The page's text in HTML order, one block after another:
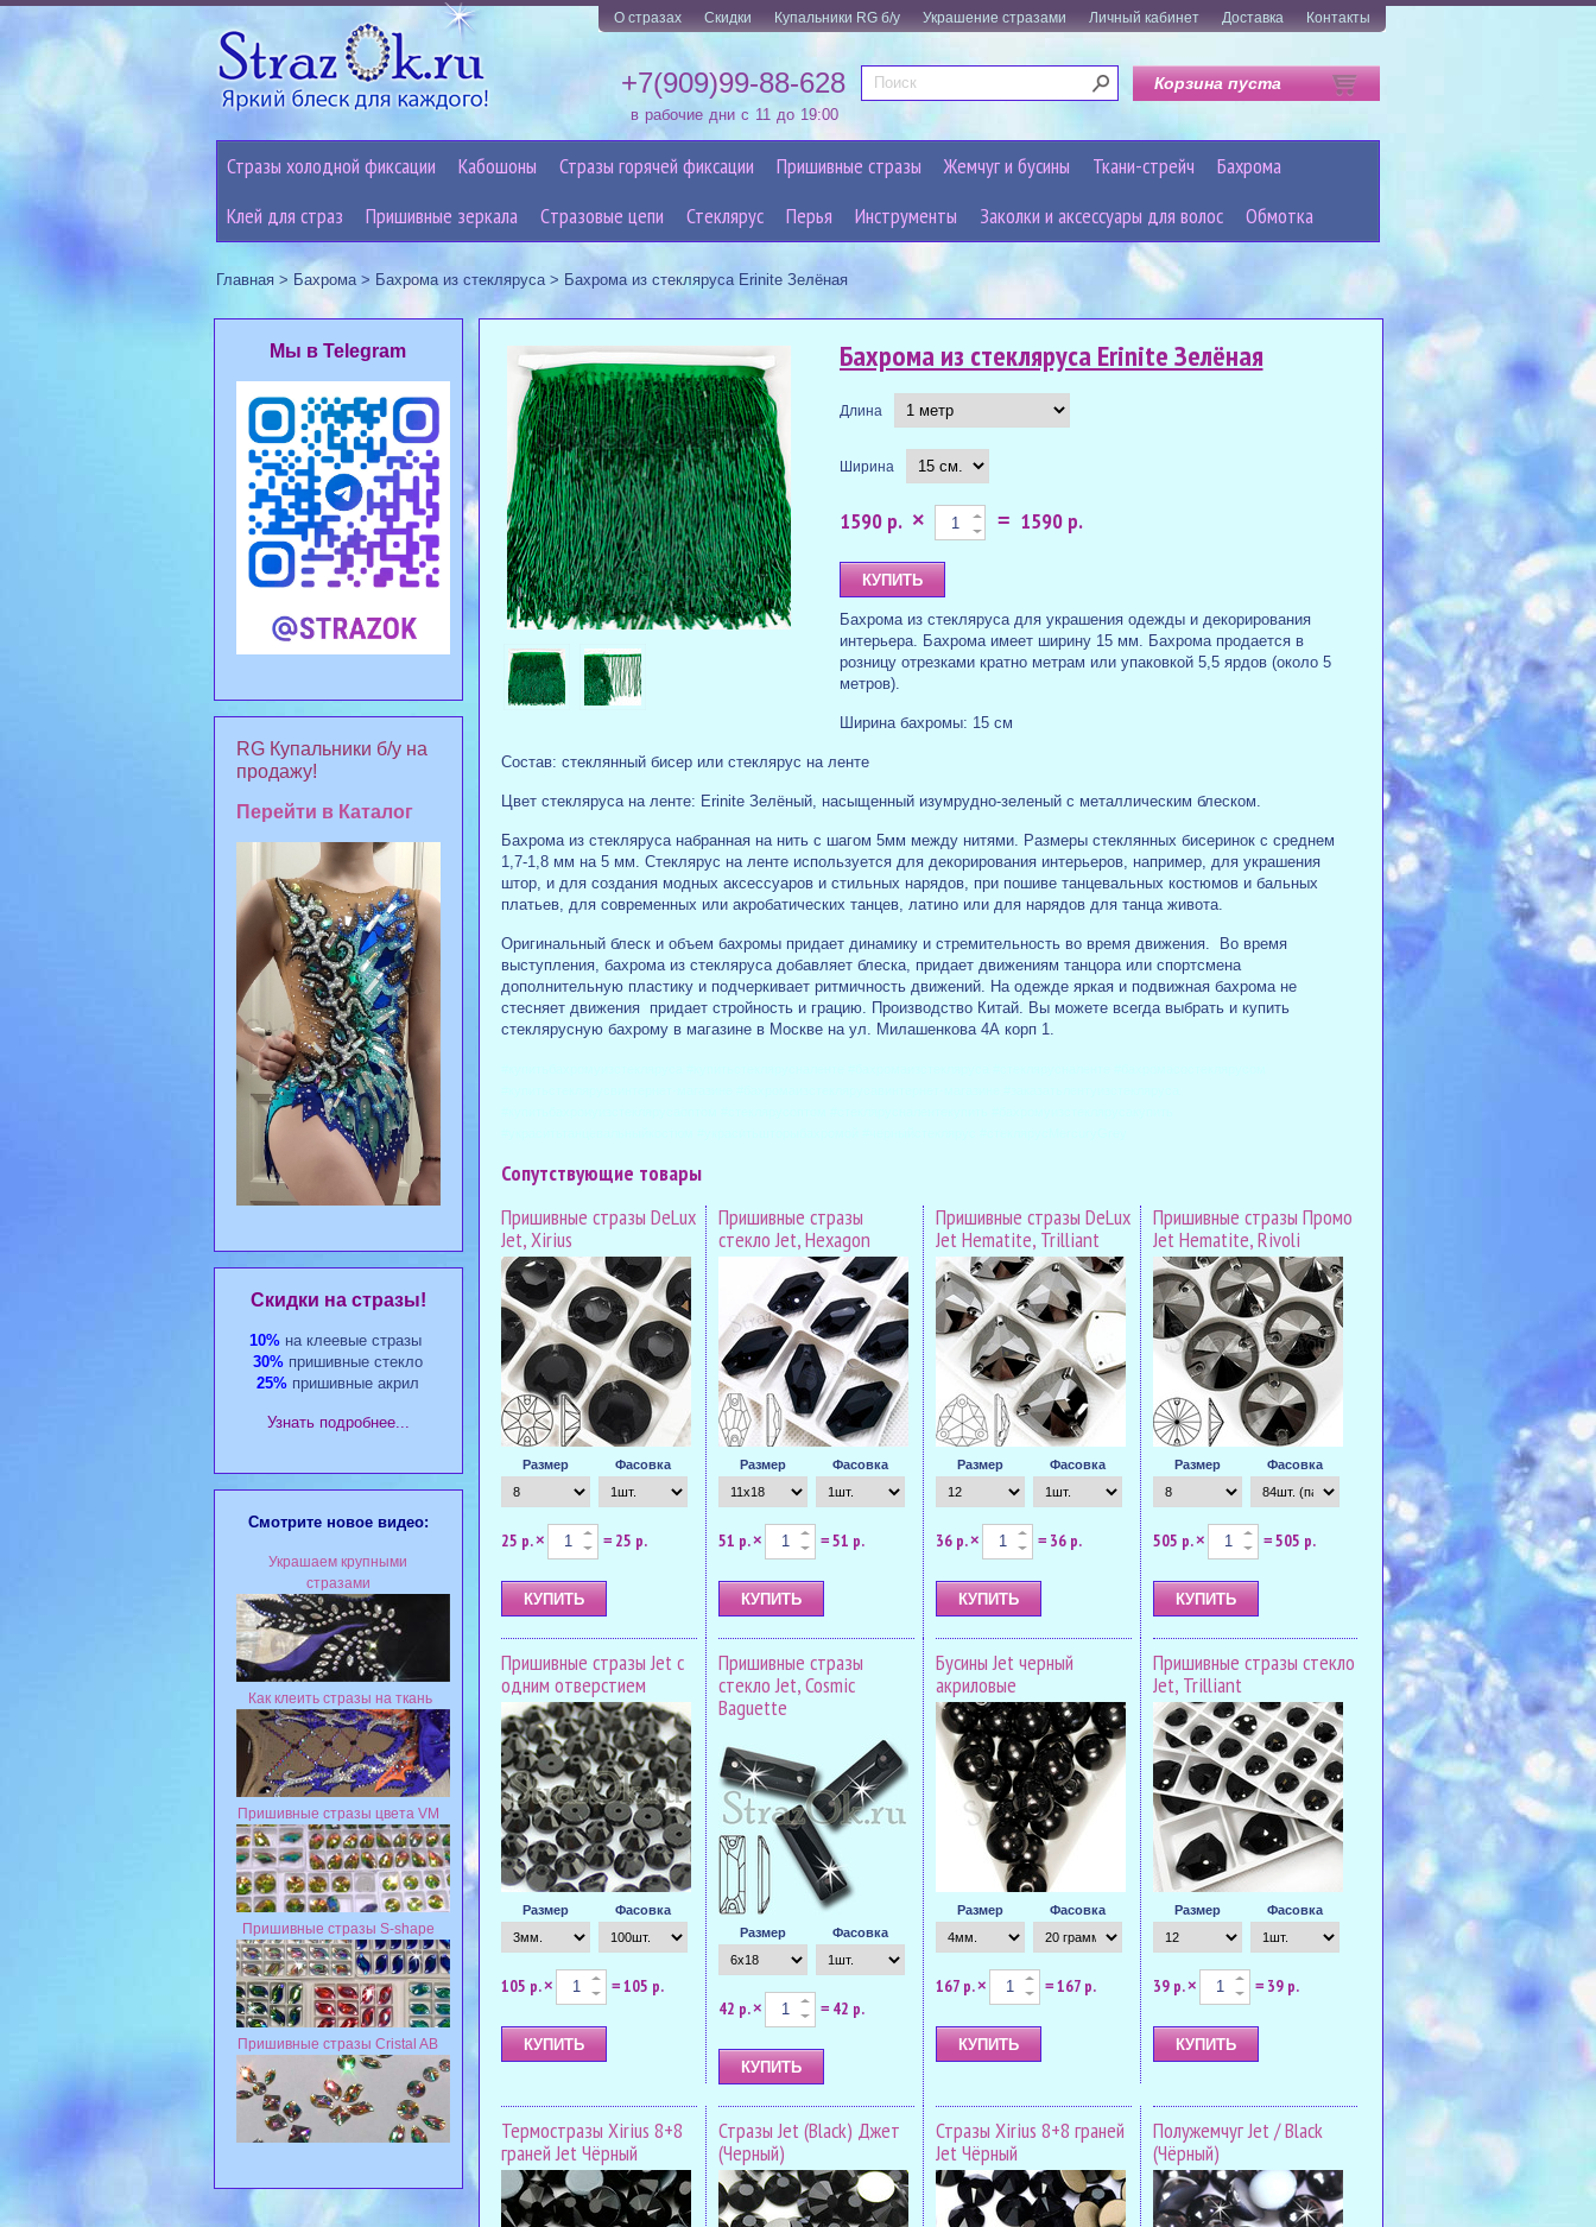
О стразах Скидки Купальники RG б/у Украшение стразами Личный кабинет Доставка Контакты
+7(909)99-88-628
в рабочие дни с 11 до 19:00
Корзина пуста
Стразы холодной фиксации Кабошоны Стразы горячей фиксации Пришивные стразы Жемчуг и бусины Ткани-стрейч
Бахрома
Клей для страз
Пришивные зеркала Cтразовые цепи Стеклярус Перья Инструменты Заколки и аксессуары для волос Обмотка
Главная > Бахрома> Бахрома из стекляруса> Бахрома из стекляруса Erinite Зелёная
Бахрома из стекляруса Erinite Зелёная
Длина
Ширина
1590 р. × = 1590 р.
Бахрома из стекляруса для украшения одежды и декорирования
интерьера. Бахрома имеет ширину 15 мм. Бахрома продается в
розницу отрезками кратно метрам или упаковкой 5,5 ярдов (около 5
метров).
Ширина бахромы: 15 см
Состав: стеклянный бисер или стеклярус на ленте
Цвет стекляруса на ленте: Erinite Зелёный, насыщенный изумрудно-зеленый с металлическим блеском.
Бахрома из стекляруса набранная на нить с шагом 5мм между нитями. Размеры стеклянных бисеринок с среднем
1,7-1,8 мм на 5 мм. Стеклярус на лентеиспользуется для декорирования интерьеров, например, для украшения
штор, и для создания модных аксессуаров и стильных нарядов, при пошиве танцевальных костюмов и бальных
платьев, для современных или акробатических танцев, латино или для нарядов для танца живота.
Оригинальный блеск и объем бахромы придает динамику и стремительность во время движения. Во время
выступления, бахрома из стекляруса добавляет блеска, придает движениям танцора или спортсмена
дополнительную пластику и подчеркивает ритмичность движений. На одежде яркая и подвижная бахрома не
стесняет движения придает стройность и грацию. Производство Китай. Вы можете всегда выбрать и купить
стеклярусную бахрому в магазине в Москве на ул. Милашенкова 4А корп 1.
Сопутствующие товары
Пришивные стразы DeLux
Jet, Xirius
Размер Фасовка
25 р.× = 25 р.
Пришивные стразы
стекло Jet, Hexagon
Размер Фасовка
51 р.× = 51 р.
Пришивные стразы DeLux
Jet Hematite, Trilliant
Размер Фасовка
36 р.× = 36 р.
Пришивные стразы Промо
Jet Hematite, Rivoli
Размер Фасовка
505 р.× = 505 р.
Пришивные стразы Jet с
одним отверстием
Размер Фасовка
105 р.× = 105 р.
Пришивные стразы
стекло Jet, Cosmic
Baguette
Размер Фасовка
42 р.× = 42 р.
Бусины Jet черный
акриловые
Размер Фасовка
167 р.× = 167 р.
Пришивные стразы стекло
Jet, Trilliant
Размер Фасовка
39 р.× = 39 р.
Термостразы Xirius 8+8
граней Jet Чёрный
Стразы Jet (Black) Джет
(Черный)
Стразы Xirius 8+8 граней
Jet Чёрный
Полужемчуг Jet / Black
(Чёрный)
Мы в Telegram
RG Купальники б/у на
продажу!
Перейти в Каталог
Cкидки на стразы!
10% на клеевые стразы
30% пришивные стекло
25% пришивные акрил
Узнать подробнее...
Смотрите новое видео:
Украшаем крупными
стразами
Как клеить стразы на ткань
Пришивные стразы цвета VM
Пришивные стразы S-shape
Пришивные стразы Cristal AB